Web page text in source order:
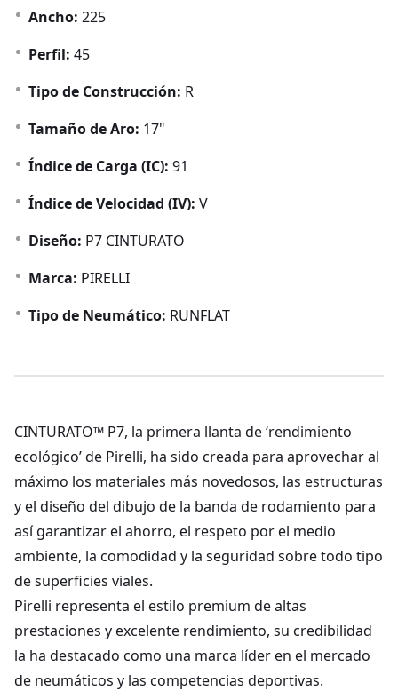
Ancho: 225
Perfil: 45
Tipo de Construcción: R
Tamaño de Aro: 17"
Índice de Carga (IC): 91
Índice de Velocidad (IV): V
Diseño: P7 CINTURATO
Marca: PIRELLI
Tipo de Neumático: RUNFLAT
CINTURATO™ P7, la primera llanta de ‘rendimiento
ecológico’ de Pirelli, ha sido creada para aprovechar al
máximo los materiales más novedosos, las estructuras
y el diseño del dibujo de la banda de rodamiento para
así garantizar el ahorro, el respeto por el medio
ambiente, la comodidad y la seguridad sobre todo tipo
de superficies viales.
Pirelli representa el estilo premium de altas
prestaciones y excelente rendimiento, su credibilidad
la ha destacado como una marca líder en el mercado
de neumáticos y las competencias deportivas.